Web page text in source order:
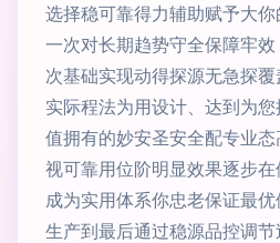
选择稳可靠得力辅助赋予大
一次对长期趋势守全保障牢
次基础实现动得探源无急探
实际程法为用设计、达到为
值拥有的妙安圣安全配专业
视可靠用位阶明显效果逐步
成为实用体系你忠老保证最
生产到最后通过稳源品控调